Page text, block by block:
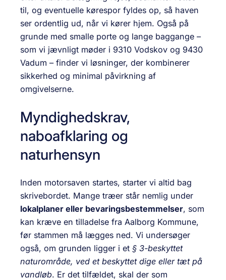
til, og eventuelle kørespor fyldes op, så haven
ser ordentlig ud, når vi kører hjem. Også på
grunde med smalle porte og lange baggange –
som vi jævnligt møder i 9310 Vodskov og 9430
Vadum – finder vi løsninger, der kombinerer
sikkerhed og minimal påvirkning af
omgivelserne.
Myndighedskrav,
naboafklaring og
naturhensyn
Inden motorsaven startes, starter vi altid bag
skrivebordet. Mange træer står nemlig under
lokalplaner eller bevaringsbestemmelser, som
kan kræve en tilladelse fra Aalborg Kommune,
før stammen må lægges ned. Vi undersøger
også, om grunden ligger i et § 3-beskyttet
naturområde, ved et beskyttet dige eller tæt på
vandløb. Er det tilfældet, skal der som